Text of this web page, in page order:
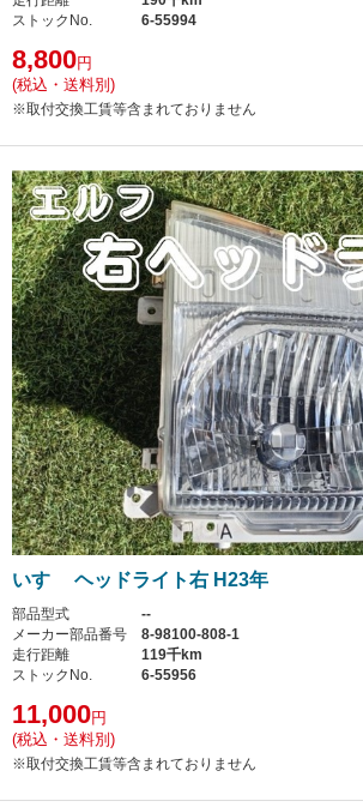
ストックNo.
6-55994
8,800円
(税込・送料別)
※取付交換工賃等含まれておりません
いすゞ ヘッドライト右 H23年
部品型式
--
メーカー部品番号
8-98100-808-1
走行距離
119千km
ストックNo.
6-55956
11,000円
(税込・送料別)
※取付交換工賃等含まれておりません